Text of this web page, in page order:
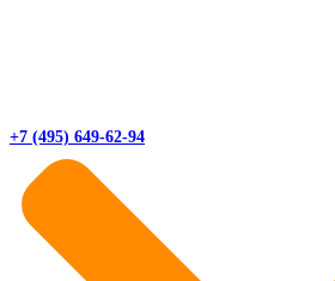
+7 (495) 649-62-94